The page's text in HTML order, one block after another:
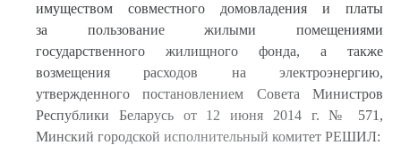
имуществом совместного домовладения и платы
за пользование жилыми помещениями
государственного жилищного фонда, а также
возмещения расходов на электроэнергию,
утвержденного постановлением Совета Министров
Республики Беларусь от 12 июня 2014 г. № 571,
Минский городской исполнительный комитет РЕШИЛ: